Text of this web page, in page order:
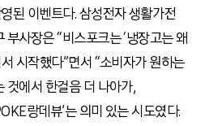
된 이벤트다. 삼성전자 생활가전
사장은 “비스포크는 ‘냉장고는 왜
시작했다”면서 “소비자가 원하는
것에서 한걸음 더 나아가,
랑데뷰’는 의미 있는 시도였다.